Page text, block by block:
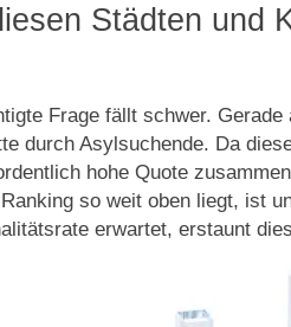
Städten und
Frage fällt schwer.
durch Asylsuchende. Da
hohe Quote
so weit oben liegt, ist
erwartet, erstaunt